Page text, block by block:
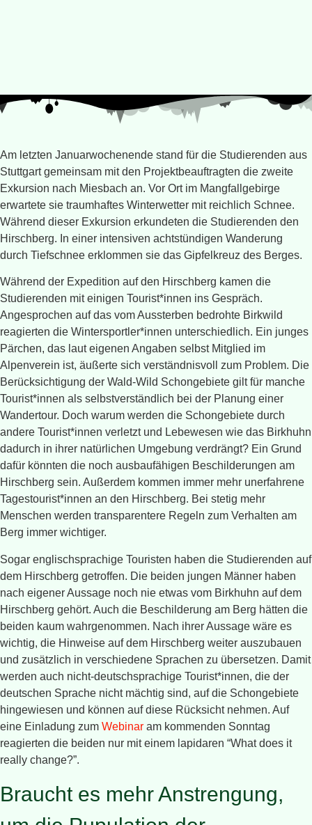
Am letzten Januarwochenende stand für die Studierenden aus
Stuttgart gemeinsam mit den Projektbeauftragten die zweite
Exkursion nach Miesbach an. Vor Ort im Mangfallgebirge
erwartete sie traumhaftes Winterwetter mit reichlich Schnee.
Während dieser Exkursion erkundeten die Studierenden den
Hirschberg. In einer intensiven achtstündigen Wanderung
durch Tiefschnee erklommen sie das Gipfelkreuz des Berges.
Während der Expedition auf den Hirschberg kamen die
Studierenden mit einigen Tourist*innen ins Gespräch.
Angesprochen auf das vom Aussterben bedrohte Birkwild
reagierten die Wintersportler*innen unterschiedlich. Ein junges
Pärchen, das laut eigenen Angaben selbst Mitglied im
Alpenverein ist, äußerte sich verständnisvoll zum Problem. Die
Berücksichtigung der Wald-Wild Schongebiete gilt für manche
Tourist*innen als selbstverständlich bei der Planung einer
Wandertour. Doch warum werden die Schongebiete durch
andere Tourist*innen verletzt und Lebewesen wie das Birkhuhn
dadurch in ihrer natürlichen Umgebung verdrängt? Ein Grund
dafür könnten die noch ausbaufähigen Beschilderungen am
Hirschberg sein. Außerdem kommen immer mehr unerfahrene
Tagestourist*innen an den Hirschberg. Bei stetig mehr
Menschen werden transparentere Regeln zum Verhalten am
Berg immer wichtiger.
Sogar englischsprachige Touristen haben die Studierenden auf
dem Hirschberg getroffen. Die beiden jungen Männer haben
nach eigener Aussage noch nie etwas vom Birkhuhn auf dem
Hirschberg gehört. Auch die Beschilderung am Berg hätten die
beiden kaum wahrgenommen. Nach ihrer Aussage wäre es
wichtig, die Hinweise auf dem Hirschberg weiter auszubauen
und zusätzlich in verschiedene Sprachen zu übersetzen. Damit
werden auch nicht-deutschsprachige Tourist*innen, die der
deutschen Sprache nicht mächtig sind, auf die Schongebiete
hingewiesen und können auf diese Rücksicht nehmen. Auf
eine Einladung zum Webinar am kommenden Sonntag
reagierten die beiden nur mit einem lapidaren “What does it
really change?”.
Braucht es mehr Anstrengung,